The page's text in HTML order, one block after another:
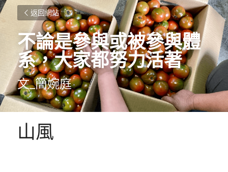
返回網站
不論是參與或被參與體
系，大家都努力活著
文_簡婉庭
山風